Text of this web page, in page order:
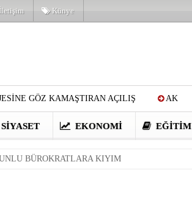
Künye
GÖZ KAMAŞTIRAN AÇILIŞ AK
HARUN CİCİ: VİDEOYU GÖRÜNCE
SIYASET EKONOMI EĞITIM
BÜROKRATLARA KIYIM